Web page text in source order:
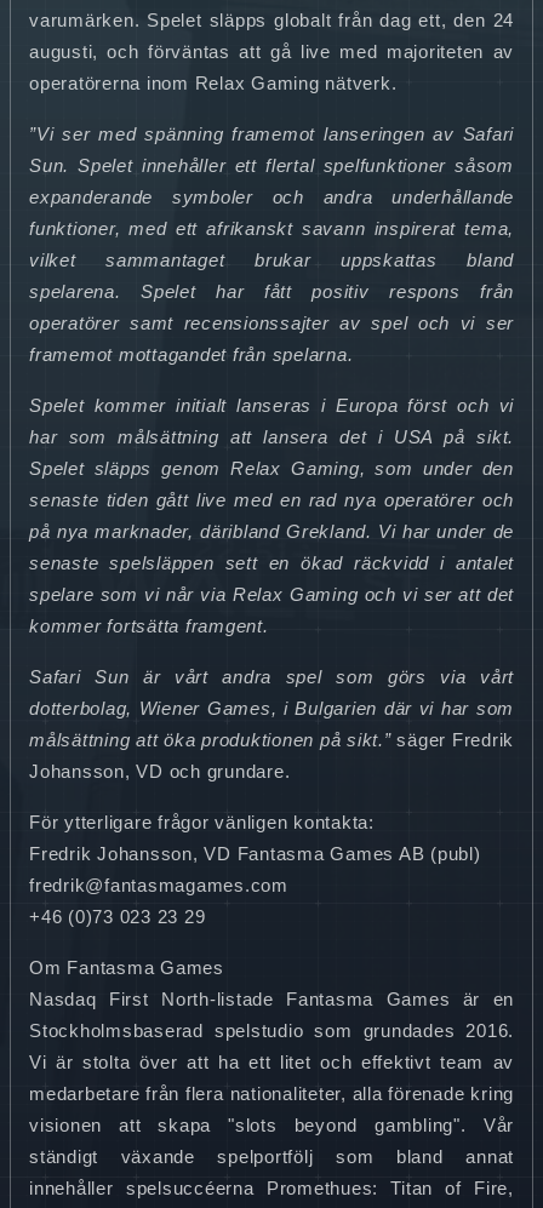
varumärken. Spelet släpps globalt från dag ett, den 24
augusti, och förväntas att gå live med majoriteten av
operatörerna inom Relax Gaming nätverk.
”Vi ser med spänning framemot lanseringen av Safari
Sun. Spelet innehåller ett flertal spelfunktioner såsom
expanderande symboler och andra underhållande
funktioner, med ett afrikanskt savann inspirerat tema,
vilket sammantaget brukar uppskattas bland
spelarena. Spelet har fått positiv respons från
operatörer samt recensionssajter av spel och vi ser
framemot mottagandet från spelarna.
Spelet kommer initialt lanseras i Europa först och vi
har som målsättning att lansera det i USA på sikt.
Spelet släpps genom Relax Gaming, som under den
senaste tiden gått live med en rad nya operatörer och
på nya marknader, däribland Grekland. Vi har under de
senaste spelsläppen sett en ökad räckvidd i antalet
spelare som vi når via Relax Gaming och vi ser att det
kommer fortsätta framgent.
Safari Sun är vårt andra spel som görs via vårt
dotterbolag, Wiener Games, i Bulgarien där vi har som
målsättning att öka produktionen på sikt.”säger Fredrik
Johansson, VD och grundare.
För ytterligare frågor vänligen kontakta:
Fredrik Johansson, VD Fantasma Games AB (publ)
fredrik@fantasmagames.com
+46 (0)73 023 23 29
Om Fantasma Games
Nasdaq First North-listade Fantasma Games är en
Stockholmsbaserad spelstudio som grundades 2016.
Vi är stolta över att ha ett litet och effektivt team av
medarbetare från flera nationaliteter, alla förenade kring
visionen att skapa "slots beyond gambling". Vår
ständigt växande spelportfölj som bland annat
innehåller spelsuccéerna Promethues: Titan of Fire,